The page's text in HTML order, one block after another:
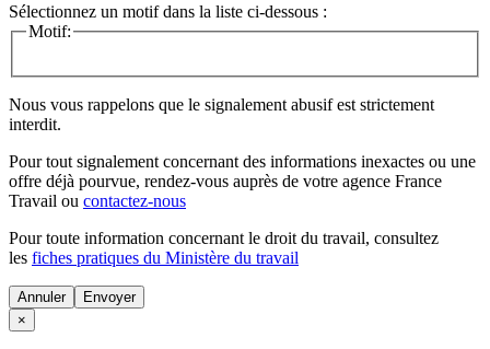
Sélectionnez un motif dans la liste ci-dessous :
Motif:
Nous vous rappelons que le signalement abusif est strictement
interdit.
Pour tout signalement concernant des informations inexactes ou une
offre déjà pourvue, rendez-vous auprès de votre agence France
Travail ou contactez-nous
Pour toute information concernant le droit du travail, consultez
les fiches pratiques du Ministère du travail
Annuler
×